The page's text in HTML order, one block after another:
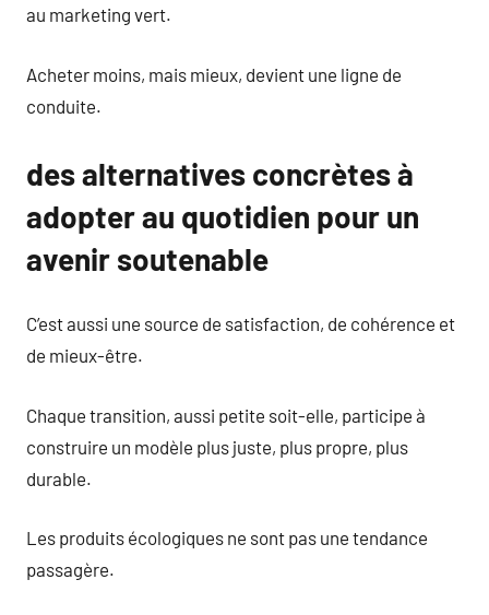
au marketing vert.
Acheter moins, mais mieux, devient une ligne de
conduite.
des alternatives concrètes à
adopter au quotidien pour un
avenir soutenable
C’est aussi une source de satisfaction, de cohérence et
de mieux-être.
Chaque transition, aussi petite soit-elle, participe à
construire un modèle plus juste, plus propre, plus
durable.
Les produits écologiques ne sont pas une tendance
passagère.